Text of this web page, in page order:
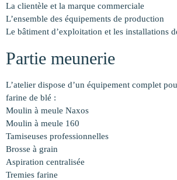
La clientèle et la marque commerciale
L’ensemble des équipements de production
Le bâtiment d’exploitation et les installations
Partie meunerie
L’atelier dispose d’un équipement complet
farine de blé :
Moulin à meule Naxos
Moulin à meule 160
Tamiseuses professionnelles
Brosse à grain
Aspiration centralisée
Tremies farine